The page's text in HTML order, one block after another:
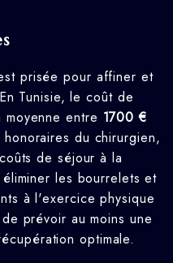
prisée pour affiner et
Tunisie, le coût de
entre 1700 €
du chirurgien,
de séjour à la
les bourrelets et
à l'exercice physique
prévoir au moins une
optimale.